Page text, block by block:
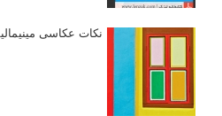
نکات عکاسی